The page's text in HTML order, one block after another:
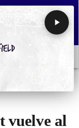
vuelve al